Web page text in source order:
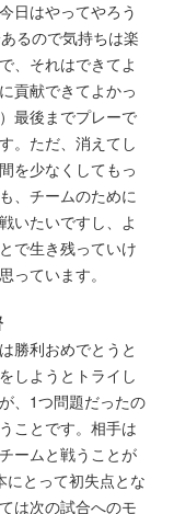
日はやってやろう
るので気持ちは楽
、それはできてよ
貢献できてよかっ
最後までプレーで
。ただ、消えてし
を少なくしてもっ
、チームのために
いたいですし、よ
で生き残っていけ
っています。
勝利おめでとうと
しようとトライし
、1つ問題だったの
ことです。相手は
ームと戦うことが
にとって初失点とな
は次の試合へのモ